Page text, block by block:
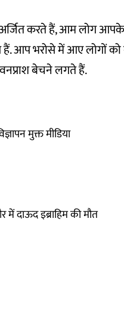
करते हैं, आम लोग
आप भरोसे में आए लोगों को
बेचने लगते हैं.
मुक्त मीडिया
में दाऊद इब्राहिम की मौत